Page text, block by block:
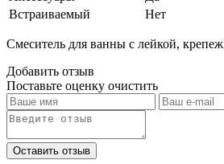
Встраиваемый
Нет
Смеситель для ванны с лейкой,
Добавить отзыв
Поставьте оценку очистить